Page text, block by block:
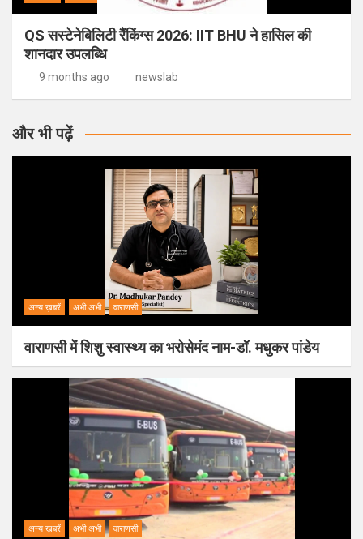
QS सस्टेनेबिलिटी रैंकिंग्स 2026: IIT BHU ने हासिल की
शानदार उपलब्धि
9 months ago newslab
और भी पढ़ें
अन्य ख़बरें अभी अभी वाराणसी
वाराणसी में शिशु स्वास्थ्य का भरोसेमंद नाम-डॉ. मधुकर पांडेय
अन्य ख़बरें अभी अभी वाराणसी